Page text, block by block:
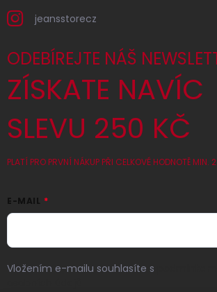
jeansstorecz
ODEBÍREJTE NÁŠ
ZÍSKATE NAVÍC
SLEVU 250 KČ
PLATÍ PRO PRVNÍ NÁKUP PŘI CELKOVÉ HODNOTĚ MIN.
E-MAIL
Vložením e-mailu souhlasíte s